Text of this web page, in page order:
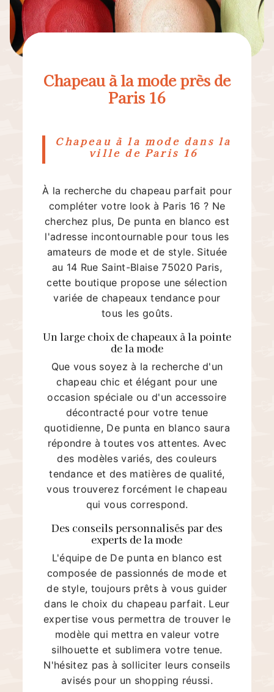
Chapeau à la mode près de
Paris 16
Chapeau à la mode dans la
ville de Paris 16
À la recherche du chapeau parfait pour
compléter votre look à Paris 16 ? Ne
cherchez plus, De punta en blanco est
l'adresse incontournable pour tous les
amateurs de mode et de style. Située
au 14 Rue Saint-Blaise 75020 Paris,
cette boutique propose une sélection
variée de chapeaux tendance pour
tous les goûts.
Un large choix de chapeaux à la pointe
de la mode
Que vous soyez à la recherche d'un
chapeau chic et élégant pour une
occasion spéciale ou d'un accessoire
décontracté pour votre tenue
quotidienne, De punta en blanco saura
répondre à toutes vos attentes. Avec
des modèles variés, des couleurs
tendance et des matières de qualité,
vous trouverez forcément le chapeau
qui vous correspond.
Des conseils personnalisés par des
experts de la mode
L'équipe de De punta en blanco est
composée de passionnés de mode et
de style, toujours prêts à vous guider
dans le choix du chapeau parfait. Leur
expertise vous permettra de trouver le
modèle qui mettra en valeur votre
silhouette et sublimera votre tenue.
N'hésitez pas à solliciter leurs conseils
avisés pour un shopping réussi.